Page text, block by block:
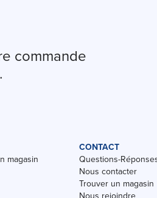
commande
magasin
CONTACT
Questions-
Nous contacter
Trouver un magasin
Nous rejoindre